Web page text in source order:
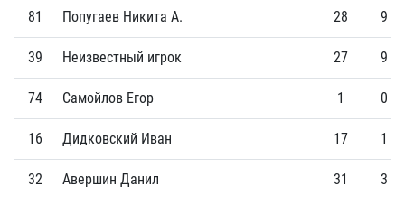
81 Попугаев Никита А. 28 9
39 Неизвестный игрок 27 9
74 Самойлов Егор 1 0
16 Дидковский Иван 17 1
32 Авершин Данил 31 3